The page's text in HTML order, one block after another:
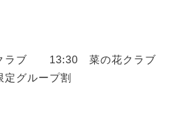
ラブ 13:30 菜の花クラブ
グループ割